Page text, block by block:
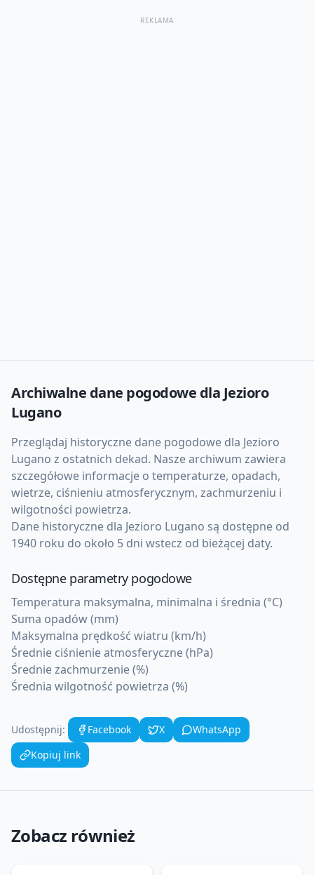
REKLAMA
Archiwalne dane pogodowe dla Jezioro
Lugano
Przeglądaj historyczne dane pogodowe dla Jezioro
Lugano z ostatnich dekad. Nasze archiwum zawiera
szczegółowe informacje o temperaturze, opadach,
wietrze, ciśnieniu atmosferycznym, zachmurzeniu i
wilgotności powietrza.
Dane historyczne dla Jezioro Lugano są dostępne od
1940 roku do około 5 dni wstecz od bieżącej daty.
Dostępne parametry pogodowe
Temperatura maksymalna, minimalna i średnia (°C)
Suma opadów (mm)
Maksymalna prędkość wiatru (km/h)
Średnie ciśnienie atmosferyczne (hPa)
Średnie zachmurzenie (%)
Średnia wilgotność powietrza (%)
Udostępnij: Facebook X
WhatsApp
Kopiuj link
Zobacz również